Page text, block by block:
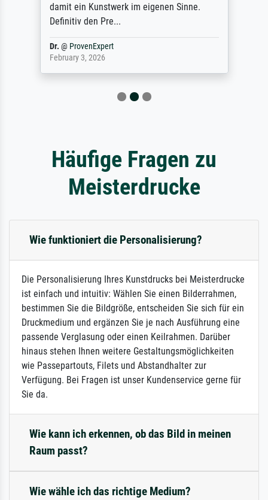
damit ein Kunstwerk im eigenen Sinne.
Definitiv den Pre...
Dr. @ ProvenExpert
February 3, 2026
Häufige Fragen zu
Meisterdrucke
Wie funktioniert die Personalisierung?
Die Personalisierung Ihres Kunstdrucks bei Meisterdrucke
ist einfach und intuitiv: Wählen Sie einen Bilderrahmen,
bestimmen Sie die Bildgröße, entscheiden Sie sich für ein
Druckmedium und ergänzen Sie je nach Ausführung eine
passende Verglasung oder einen Keilrahmen. Darüber
hinaus stehen Ihnen weitere Gestaltungsmöglichkeiten
wie Passepartouts, Filets und Abstandhalter zur
Verfügung. Bei Fragen ist unser Kundenservice gerne für
Sie da.
Wie kann ich erkennen, ob das Bild in meinen
Raum passt?
Wie wähle ich das richtige Medium?